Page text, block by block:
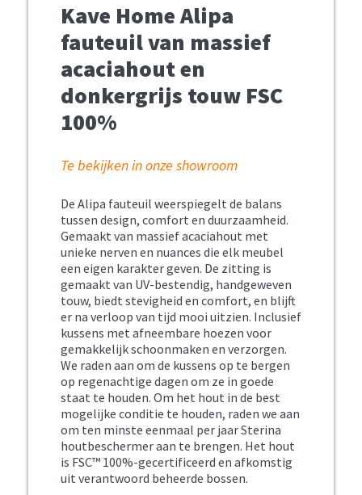
Kave Home Alipa
fauteuil van massief
acaciahout en
donkergrijs touw FSC
100%
Te bekijken in onze showroom
De Alipa fauteuil weerspiegelt de balans
tussen design, comfort en duurzaamheid.
Gemaakt van massief acaciahout met
unieke nerven en nuances die elk meubel
een eigen karakter geven. De zitting is
gemaakt van UV-bestendig, handgeweven
touw, biedt stevigheid en comfort, en blijft
er na verloop van tijd mooi uitzien. Inclusief
kussens met afneembare hoezen voor
gemakkelijk schoonmaken en verzorgen.
We raden aan om de kussens op te bergen
op regenachtige dagen om ze in goede
staat te houden. Om het hout in de best
mogelijke conditie te houden, raden we aan
om ten minste eenmaal per jaar Sterina
houtbeschermer aan te brengen. Het hout
is FSC™ 100%-gecertificeerd en afkomstig
uit verantwoord beheerde bossen.